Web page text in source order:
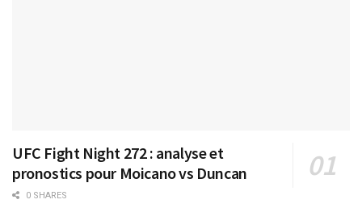
UFC Fight Night 272 : analyse et
pronostics pour Moicano vs Duncan
0 SHARES